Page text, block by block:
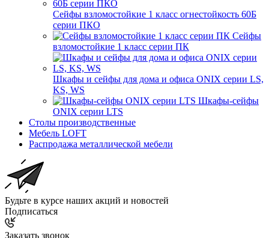
Сейфы взломостойкие 1 класс огнестойкость 60Б
серии ПКО
Сейфы
взломостойкие 1 класс серии ПК
Шкафы и сейфы для дома и офиса ONIX серии LS,
KS, WS
Шкафы-сейфы
ONIX серии LTS
Столы производственные
Мебель LOFT
Распродажа металлической мебели
Будьте в курсе наших акций и новостей
Подписаться
Заказать звонок